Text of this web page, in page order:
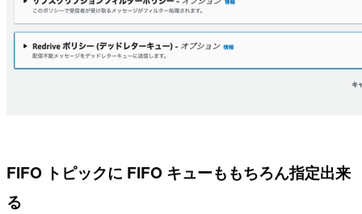
FIFO トピックに FIFO キューももちろん指定出来
る